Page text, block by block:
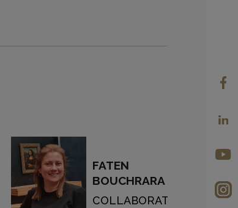
FATEN
BOUCHRARA
COLLABORATRICE